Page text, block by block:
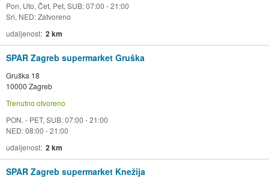
Pon, Uto, Čet, Pet, SUB: 07:00 - 21:00
Sri, NED: Zatvoreno
udaljenost 2 km
SPAR Zagreb supermarket Gruška
Gruška 18
10000 Zagreb
Trenutno otvoreno
PON. - PET, SUB: 07:00 - 21:00
NED: 08:00 - 21:00
udaljenost 2 km
SPAR Zagreb supermarket Knežija